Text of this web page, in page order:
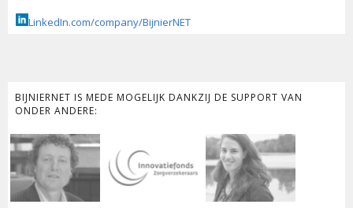
LinkedIn.com/company/BijnierNET
BIJNIERNET IS MEDE MOGELIJK DANKZIJ DE SUPPORT VAN
ONDER ANDERE: